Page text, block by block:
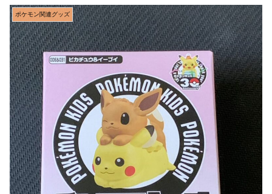
ポケモン関連グッズ